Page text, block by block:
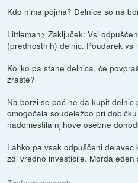
Kdo nima pojma? Delnice so na
Littleman> Zaključek: Vsi
(prednostnih) delnic. Poudarek vsi
Koliko pa stane delnica, če
zraste?
Na borzi se pač ne da kupit delnic
omogočala soudeležbo pri
nadomestila njihove osebne
Lahko pa vsak odpuščeni
zdi vredno investicije. Morda eden